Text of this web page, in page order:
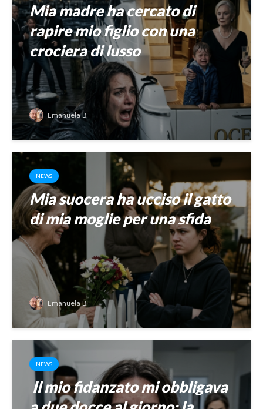
Mia madre ha cercato di
rapire mio figlio con una
crociera di lusso
Emanuela B.
NEWS
Mia suocera ha ucciso il gatto
di mia moglie per una sfida
Emanuela B.
NEWS
Il mio fidanzato mi obbligava